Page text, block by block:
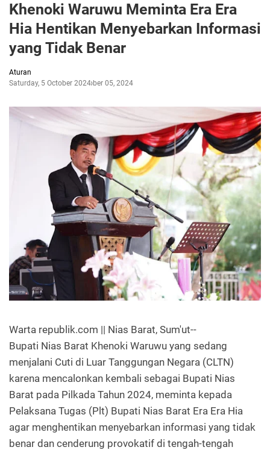
Khenoki Waruwu Meminta Era Era
Hia Hentikan Menyebarkan Informasi
yang Tidak Benar
Aturan
Saturday, 5 October 2024October 05, 2024
Warta republik.com || Nias Barat, Sum'ut--
Bupati Nias Barat Khenoki Waruwu yang sedang
menjalani Cuti di Luar Tanggungan Negara (CLTN)
karena mencalonkan kembali sebagai Bupati Nias
Barat pada Pilkada Tahun 2024, meminta kepada
Pelaksana Tugas (Plt) Bupati Nias Barat Era Era Hia
agar menghentikan menyebarkan informasi yang tidak
benar dan cenderung provokatif di tengah-tengah